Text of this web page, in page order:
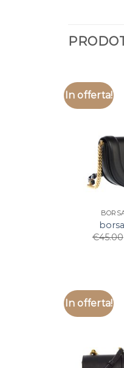
In offerta!
€45.00
In offerta!